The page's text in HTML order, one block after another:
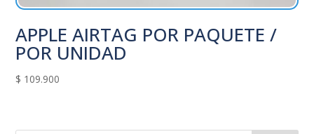
APPLE AIRTAG POR PAQUETE /
POR UNIDAD
$ 109.900